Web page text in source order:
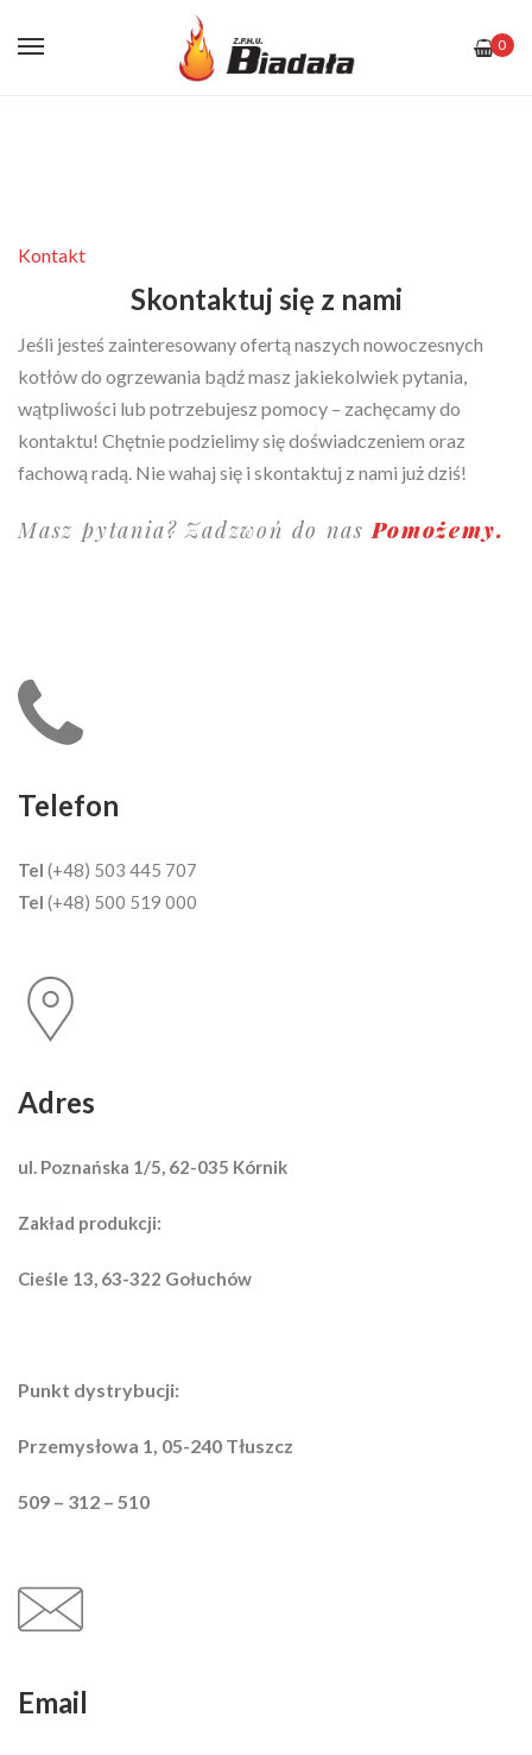
0
Kontakt
Skontaktuj się z nami
Jeśli jesteś zainteresowany ofertą naszych nowoczesnych
kotłów do ogrzewania bądź masz jakiekolwiek pytania,
wątpliwości lub potrzebujesz pomocy – zachęcamy do
kontaktu! Chętnie podzielimy się doświadczeniem oraz
fachową radą. Nie wahaj się i skontaktuj z nami już dziś!
Masz pytania? Zadzwoń do nasPomożemy.
Telefon
Tel (+48) 503 445 707
Tel (+48) 500 519 000
Adres
ul. Poznańska 1/5, 62-035 Kórnik
Zakład produkcji:
Cieśle 13, 63-322 Gołuchów
Punkt dystrybucji:
Przemysłowa 1, 05-240 Tłuszcz
509 – 312 – 510
Email